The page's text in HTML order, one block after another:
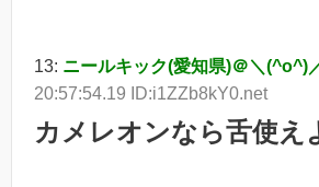
13: ニールキック(愛知県)＠＼(^o^)
20:57:54.19 ID:i1ZZb8kY0.net
カメレオンなら舌使え